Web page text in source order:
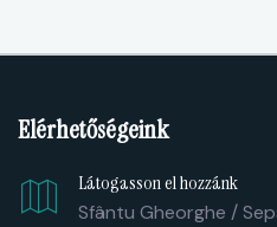
Elérhetőségeink
Látogasson el hozzánk
Sfântu Gheorghe /